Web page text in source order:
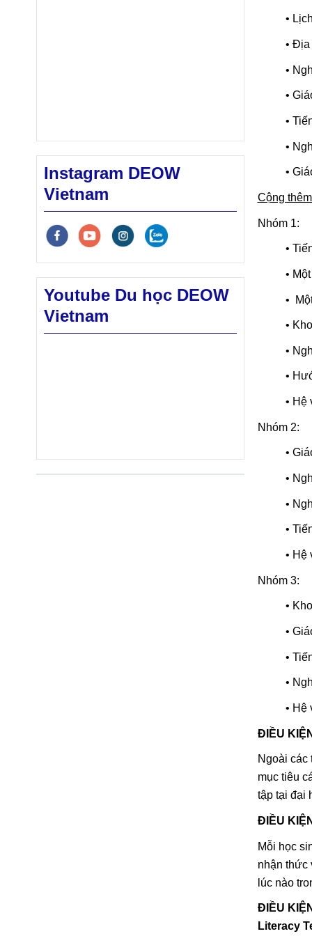
•
• Địa
•
•
•
•
•
Cộng
Nhóm 1:
•
•
•
•
•
•
• Hệ
Nhóm 2:
•
•
•
•
• Hệ
Nhóm 3:
•
•
•
•
• Hệ
ĐIỀU
Ngoài các
mục tiêu
tập tại đại
ĐIỀU
Mỗi học
nhận thức
lúc nào
ĐIỀU
Literacy
Instagram DEOW
Vietnam
Youtube Du học DEOW
Vietnam